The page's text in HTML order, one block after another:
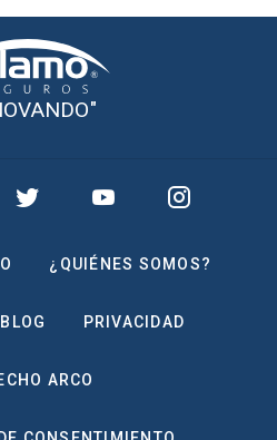
¿QUIÉNES SOMOS?
BLOG PRIVACIDAD
ARCO